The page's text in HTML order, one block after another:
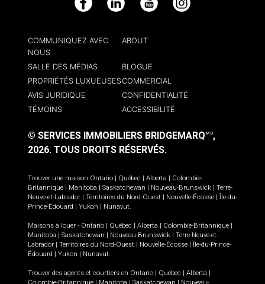
Facebook LinkedIn YouTube Instagram
COMMUNIQUEZ AVEC
NOUS
ABOUT
SALLE DES MÉDIAS
BLOGUE
PROPRIÉTÉS LUXUEUSESCOMMERCIAL
AVIS JURIDIQUE
CONFIDENTIALITÉ
TÉMOINS
ACCESSIBILITÉ
© SERVICES IMMOBILIERS BRIDGEMARQ MD,
2026. TOUS DROITS RÉSERVÉS.
Trouver une maison Ontario Québec Alberta
Colombie-
Britannique
Manitoba Saskatchewan Nouveau-Brunswick
Terre-
Neuve-et-Labrador
Territoires du Nord-Ouest Nouvelle-Écosse
Île-du-
Prince-Édouard
Yukon Nunavut.
Maisons à louer - Ontario Québec Alberta Colombie-Britannique
Manitoba
Saskatchewan Nouveau-Brunswick
Terre-Neuve-et-
Labrador
Territoires du Nord-Ouest Nouvelle-Écosse
Île-du-Prince-
Édouard
Yukon Nunavut.
Trouver des agents et courtiers en Ontario Québec Alberta